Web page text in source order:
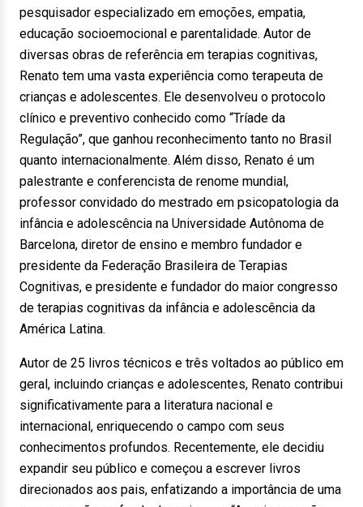
pesquisador especializado em emoções, empatia,
educação socioemocional e parentalidade. Autor de
diversas obras de referência em terapias cognitivas,
Renato tem uma vasta experiência como terapeuta de
crianças e adolescentes. Ele desenvolveu o protocolo
clínico e preventivo conhecido como “Tríade da
Regulação”, que ganhou reconhecimento tanto no Brasil
quanto internacionalmente. Além disso, Renato é um
palestrante e conferencista de renome mundial,
professor convidado do mestrado em psicopatologia da
infância e adolescência na Universidade Autônoma de
Barcelona, diretor de ensino e membro fundador e
presidente da Federação Brasileira de Terapias
Cognitivas, e presidente e fundador do maior congresso
de terapias cognitivas da infância e adolescência da
América Latina.
Autor de 25 livros técnicos e três voltados ao público em
geral, incluindo crianças e adolescentes, Renato contribui
significativamente para a literatura nacional e
internacional, enriquecendo o campo com seus
conhecimentos profundos. Recentemente, ele decidiu
expandir seu público e começou a escrever livros
direcionados aos pais, enfatizando a importância de uma